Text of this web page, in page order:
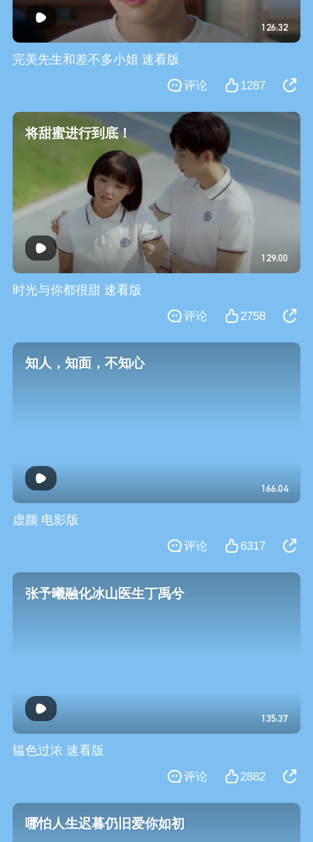
126:32
完美先生和差不多小姐 速看版
1287
评论
将甜蜜进行到底！
129:00
时光与你都很甜 速看版
2758
评论
知人，知面，不知心
166:04
虚颜 电影版
6317
评论
张予曦融化冰山医生丁禹兮
135:37
韫色过浓 速看版
2882
评论
哪怕人生迟暮仍旧爱你如初